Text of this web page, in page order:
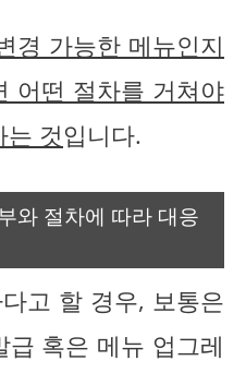
경 가능한 메뉴인지
어떤 절차를 거쳐야
것입니다.
와 절차에 따라 대응
고 할 경우, 보통은
혹은 메뉴 업그레